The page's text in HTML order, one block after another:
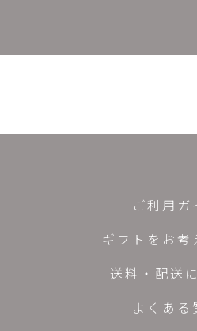
ご利用ガ
ギフトをお考
送料・配送
よくある